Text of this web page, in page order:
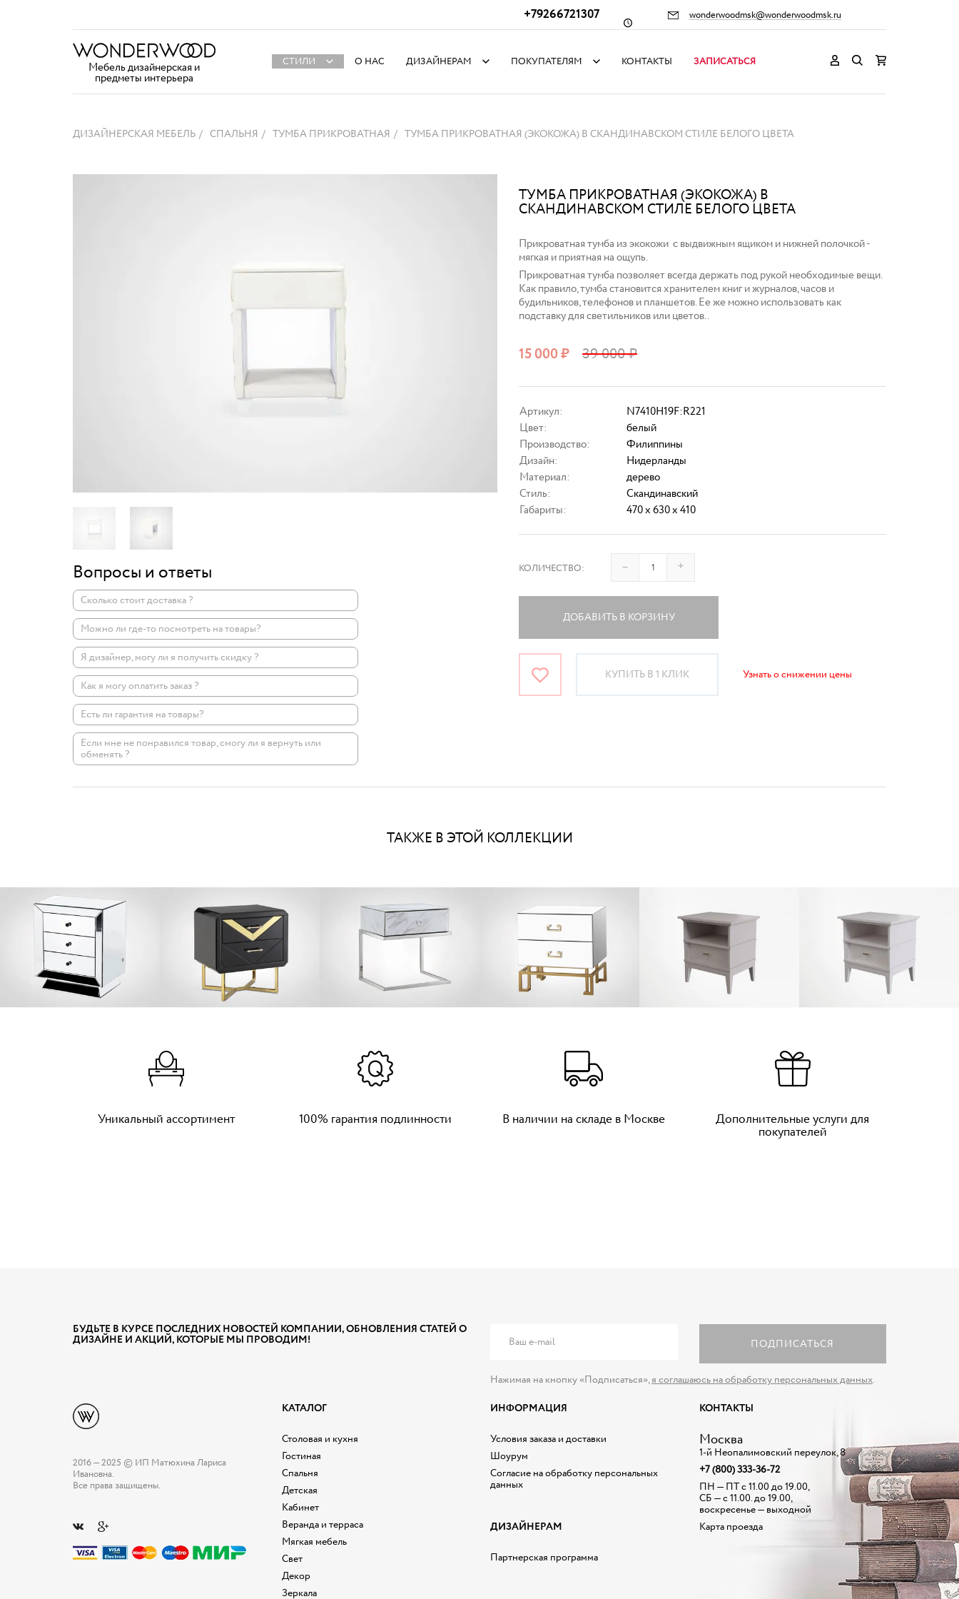
+79266721307 wonderwoodmsk@wonderwoodmsk.ru
Мебель дизайнерская и
предметы интерьера
СТИЛИ О НАС ДИЗАЙНЕРАМ ПОКУПАТЕЛЯМ КОНТАКТЫ ЗАПИСАТЬСЯ
ДИЗАЙНЕРСКАЯ МЕБЕЛЬ СПАЛЬНЯ ТУМБА ПРИКРОВАТНАЯ ТУМБА ПРИКРОВАТНАЯ (ЭКОКОЖА) В СКАНДИНАВСКОМ СТИЛЕ БЕЛОГО ЦВЕТА
Вопросы и ответы
Сколько стоит доставка ?
Можно ли где-то посмотреть на товары?
Я дизайнер, могу ли я получить скидку ?
Как я могу оплатить заказ ?
Есть ли гарантия на товары?
Если мне не понравился товар, смогу ли я вернуть или
обменять ?
ТУМБА ПРИКРОВАТНАЯ (ЭКОКОЖА) В
СКАНДИНАВСКОМ СТИЛЕ БЕЛОГО ЦВЕТА
Прикроватная тумба из экокожи с выдвижным ящиком и нижней полочкой -
мягкая и приятная на ощупь.
Прикроватная тумба позволяет всегда держать под рукой необходимые вещи.
Как правило, тумба становится хранителем книг и журналов, часов и
будильников, телефонов и планшетов. Ее же можно использовать как
подставку для светильников или цветов. .
15 000₽ 39 000₽
Артикул:
N7410H19F:R221
Цвет:
белый
Производство:
Филиппины
Дизайн:
Нидерланды
Материал:
дерево
Стиль:
Скандинавский
Габариты:
470 x 630 x 410
КОЛИЧЕСТВО: – +
ДОБАВИТЬ В КОРЗИНУ
КУПИТЬ В 1 КЛИК Узнать о снижении цены
ТАКЖЕ В ЭТОЙ КОЛЛЕКЦИИ
Уникальный ассортимент 100% гарантия подлинности В наличии на складе в Москве Дополнительные услуги для
покупателей
БУДЬТЕ В КУРСЕ ПОСЛЕДНИХ НОВОСТЕЙ КОМПАНИИ, ОБНОВЛЕНИЯ СТАТЕЙ О
ДИЗАЙНЕ И АКЦИЙ, КОТОРЫЕ МЫ ПРОВОДИМ! ПОДПИСАТЬСЯ
Нажимая на кнопку «Подписаться»,я соглашаюсь на обработку персональных данных.
2016 — 2025 © ИП Матюхина Лариса
Ивановна.
Все права защищены.
КАТАЛОГ
Столовая и кухня
Гостиная
Спальня
Детская
Кабинет
Веранда и терраса
Мягкая мебель
Свет
Декор
Зеркала
ИНФОРМАЦИЯ
Условия заказа и доставки
Шоурум
Согласие на обработку персональных
данных
ДИЗАЙНЕРАМ
Партнерская программа
КОНТАКТЫ
Москва
1-й Неопалимовский переулок, 8
+7 (800) 333-36-72
ПН — ПТ с 11.00 до 19.00,
СБ — с 11.00. до 19.00,
воскресенье — выходной
Карта проезда